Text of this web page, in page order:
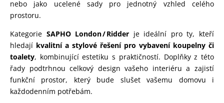
nebo jako ucelené sady pro jednotný vzhled celého
prostoru.
Kategorie SAPHO London / Ridder je ideální pro ty, kteří
hledají kvalitní a stylové řešení pro vybavení koupelny či
toalety, kombinující estetiku s praktičností. Doplňky z této
řady podtrhnou celkový design vašeho interiéru a zajistí
funkční prostor, který bude slušet vašemu domovu i
každodenním potřebám.